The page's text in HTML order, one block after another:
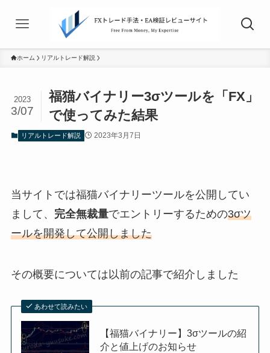
ホーム リアルトレード解説
福猫バイナリー3σツールを「FX」
で使ってみた結果
2023
3/07
リアルトレード解説 2023年3月7日
当サイトでは福猫バイナリーツールを公開してい
まして、 完全無裁量でエントリーするための3σツ
ールを開発して公開しました
その概要については以前の記事で紹介しました
あわせて読みたい
【福猫バイナリー】3σツールの紹
介と値上げのお知らせ